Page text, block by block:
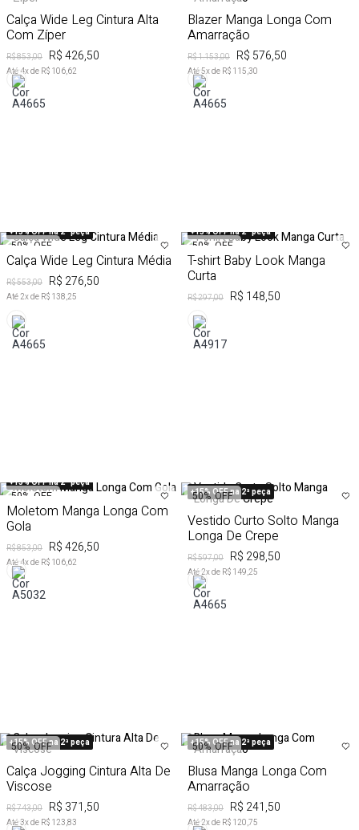
Calça Wide Leg Cintura Alta
Com Zíper
R$ 853,00 R$ 426,50
Até4x de R$ 106,62
Blazer Manga Longa Com
Amarração
R$ 1.153,00 R$ 576,50
Até5x de R$ 115,30
+15% OFF na 2ª peça
50% OFF
Calça Wide Leg Cintura Média
R$ 553,00 R$ 276,50
Até 2x de R$ 138,25
+15% OFF na 2ª peça
50% OFF
T-shirt Baby Look Manga
Curta
R$ 297,00 R$ 148,50
+15% OFF na 2ª peça
50% OFF
Moletom Manga Longa Com
Gola
R$ 853,00 R$ 426,50
Até4x de R$ 106,62
+15% OFF na 2ª peça
50% OFF
Vestido Curto Solto Manga
Longa De Crepe
R$ 597,00 R$ 298,50
Até 2x de R$ 149,25
+15% OFF na 2ª peça
50% OFF
Calça Jogging Cintura Alta De
Viscose
R$ 743,00 R$ 371,50
Até3x de R$ 123,83
+15% OFF na 2ª peça
50% OFF
Blusa Manga Longa Com
Amarração
R$ 483,00 R$ 241,50
Até 2x de R$ 120,75